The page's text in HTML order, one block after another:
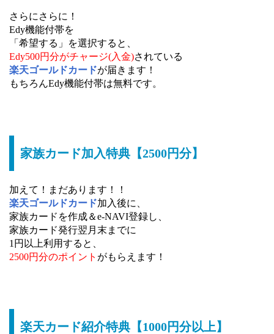
さらにさらに！
Edy機能付帯を
「希望する」を選択すると、
Edy500円分がチャージ(入金)されている
楽天ゴールドカードが届きます！
もちろんEdy機能付帯は無料です。
家族カード加入特典【2500円分】
加えて！まだあります！！
楽天ゴールドカード加入後に、
家族カードを作成＆e-NAVI登録し、
家族カード発行翌月末までに
1円以上利用すると、
2500円分のポイント がもらえます！
楽天カード紹介特典【1000円分以上】